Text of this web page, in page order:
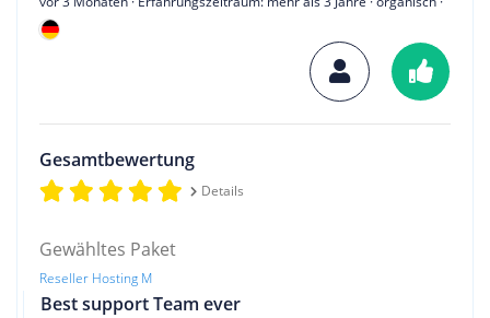
Gesamtbewertung
Details
Gewähltes Paket
Reseller Hosting M
Best support Team ever